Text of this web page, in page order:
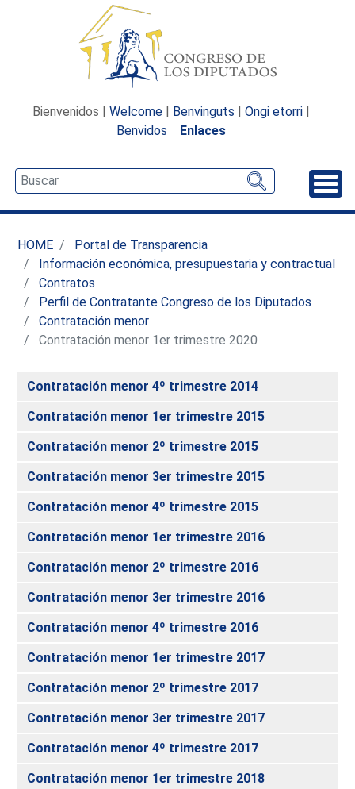
Bienvenidos | Welcome | Benvinguts | Ongi etorri |
Benvidos
Enlaces
HOME
Portal de Transparencia
Información económica, presupuestaria y contractual
Contratos
Perfil de Contratante Congreso de los Diputados
Contratación menor
Contratación menor 1er trimestre 2020
Contratación menor 4º trimestre 2014
Contratación menor 1er trimestre 2015
Contratación menor 2º trimestre 2015
Contratación menor 3er trimestre 2015
Contratación menor 4º trimestre 2015
Contratación menor 1er trimestre 2016
Contratación menor 2º trimestre 2016
Contratación menor 3er trimestre 2016
Contratación menor 4º trimestre 2016
Contratación menor 1er trimestre 2017
Contratación menor 2º trimestre 2017
Contratación menor 3er trimestre 2017
Contratación menor 4º trimestre 2017
Contratación menor 1er trimestre 2018